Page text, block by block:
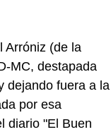
Arróniz (de la
MC, destapada
dejando fuera a la
por esa
diario "El Buen